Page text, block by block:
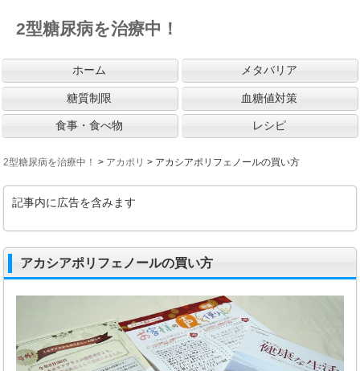
2型糖尿病を治療中！
ホーム メタバリア
糖質制限 血糖値対策
食事・食べ物 レシピ
2型糖尿病を治療中！ > アカポリ > アカシアポリフェノールの買い方
記事内に広告を含みます
アカシアポリフェノールの買い方